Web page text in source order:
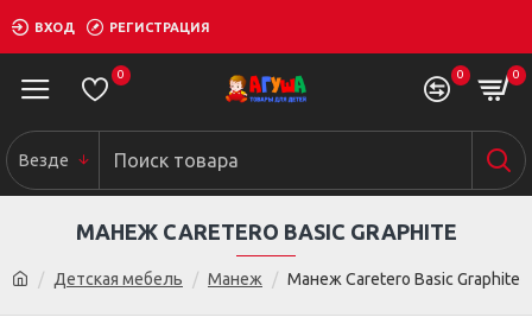
ВХОД РЕГИСТРАЦИЯ
0 0 0
Везде
Детская мебель Манеж Манеж Caretero Basic Graphite
МАНЕЖ CARETERO BASIC GRAPHITE